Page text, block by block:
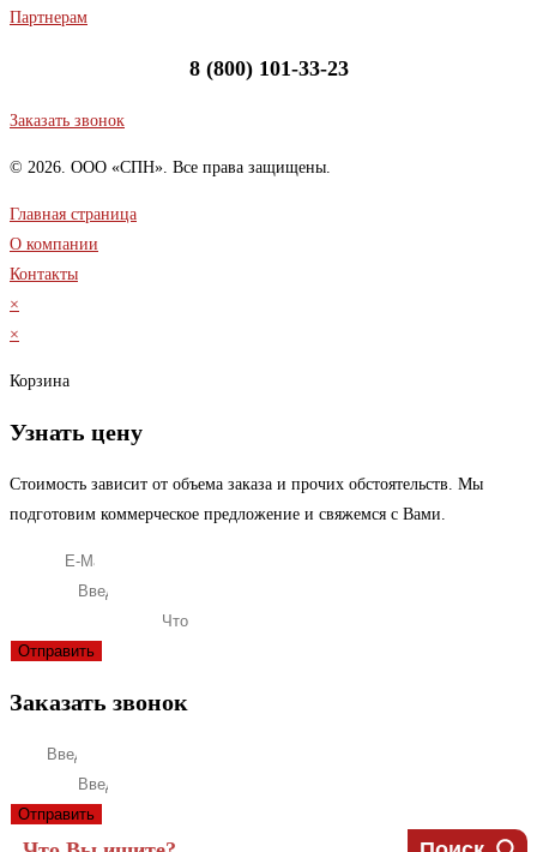
Партнерам
8 (800) 101-33-23
Заказать звонок
© 2026. ООО «СПН». Все права защищены.
Главная страница
О компании
Контакты
×
×
Корзина
Узнать цену
Стоимость зависит от объема заказа и прочих обстоятельств. Мы
подготовим коммерческое предложение и свяжемся с Вами.
Отправить
Заказать звонок
Отправить